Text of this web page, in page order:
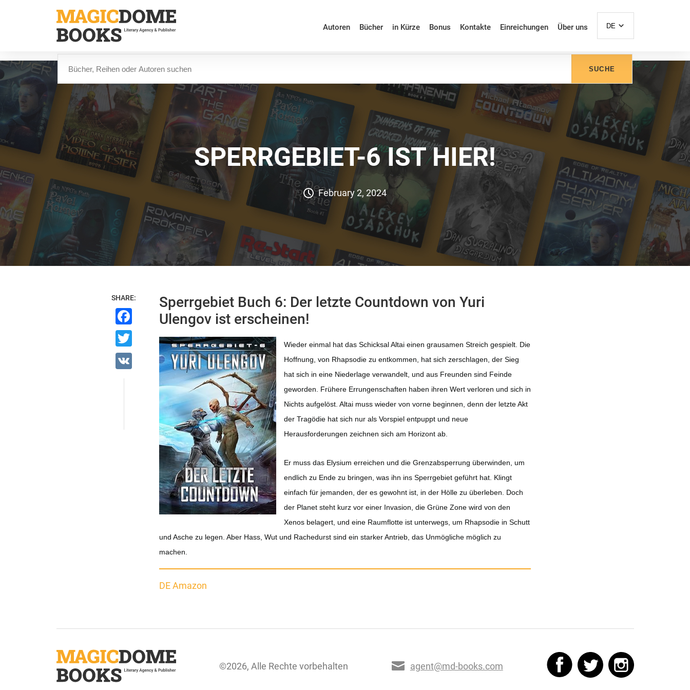
Autoren Bücher in Kürze Bonus Kontakte Einreichungen Über uns DE
SUCHE
SPERRGEBIET-6 IST HIER!
February 2, 2024
Sperrgebiet Buch 6: Der letzte Countdown von Yuri
Ulengov ist erscheinen!
Wieder einmal hat das Schicksal Altai einen grausamen Streich gespielt. Die
Hoffnung, von Rhapsodie zu entkommen, hat sich zerschlagen, der Sieg
hat sich in eine Niederlage verwandelt, und aus Freunden sind Feinde
geworden. Frühere Errungenschaften haben ihren Wert verloren und sich in
Nichts aufgelöst. Altai muss wieder von vorne beginnen, denn der letzte Akt
der Tragödie hat sich nur als Vorspiel entpuppt und neue
Herausforderungen zeichnen sich am Horizont ab.
Er muss das Elysium erreichen und die Grenzabsperrung überwinden, um
endlich zu Ende zu bringen, was ihn ins Sperrgebiet geführt hat. Klingt
einfach für jemanden, der es gewohnt ist, in der Hölle zu überleben. Doch
der Planet steht kurz vor einer Invasion, die Grüne Zone wird von den
Xenos belagert, und eine Raumflotte ist unterwegs, um Rhapsodie in Schutt
und Asche zu legen. Aber Hass, Wut und Rachedurst sind ein starker Antrieb, das Unmögliche möglich zu
machen.
DE Amazon
SHARE:
Facebook
Twitter
©2026, Alle Rechte vorbehalten agent@md-books.com